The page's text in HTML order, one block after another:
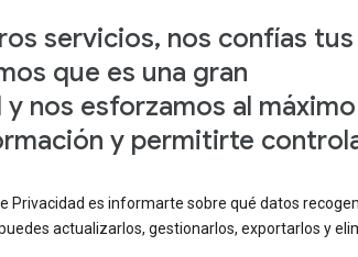
servicios, nos confías tus
que es una gran
nos esforzamos al
y permitirte
Privacidad es informarte sobre qué datos
actualizarlos, gestionarlos, exportarlos y